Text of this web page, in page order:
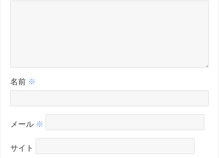
名前 ※
メール ※
サイト